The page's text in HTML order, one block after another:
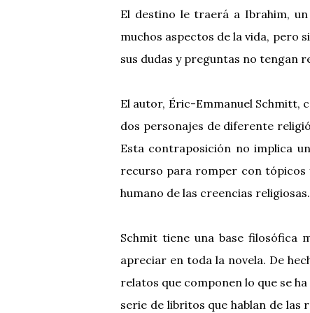
El destino le traerá a Ibrahim,
muchos aspectos de la vida, pero
sus dudas y preguntas no tengan
El autor, Éric-Emmanuel Schmitt,
dos personajes de diferente
Esta contraposición no implica
recurso para romper con tópicos
humano de las creencias religiosas.
Schmit tiene una base filosófica
apreciar en toda la novela. De
relatos que componen lo que se
serie de libritos que hablan de las